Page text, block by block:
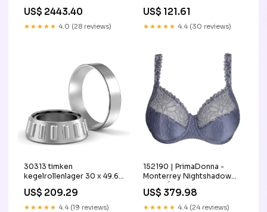
US$ 2443.40
★★★★★ 4.0 (28 reviews)
US$ 121.61
★★★★★ 4.4 (30 reviews)
30313 timken
kegelrollenlager 30 x 49.6
US$ 209.29
★★★★★ 4.4 (19 reviews)
152190 | PrimaDonna -
Monterrey Nightshadow
Blue Blå 053
US$ 379.98
★★★★★ 4.4 (24 reviews)